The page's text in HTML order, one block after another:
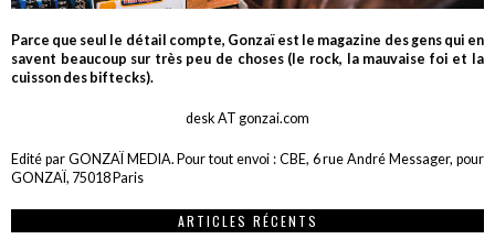
Parce que seul le détail compte, Gonzaï est le magazine des gens qui en
savent beaucoup sur très peu de choses (le rock, la mauvaise foi et la
cuisson des biftecks).
desk AT gonzai.com
Edité par GONZAÏ MEDIA. Pour tout envoi : CBE, 6 rue André Messager, pour
GONZAÏ, 75018 Paris
ARTICLES RÉCENTS